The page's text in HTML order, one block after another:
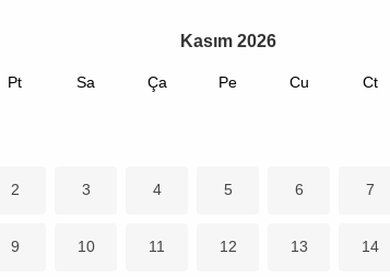
Kasım 2026
Pt Sa Ça Pe Cu Ct
2 3 4 5 6 7
9 10 11 12 13 14